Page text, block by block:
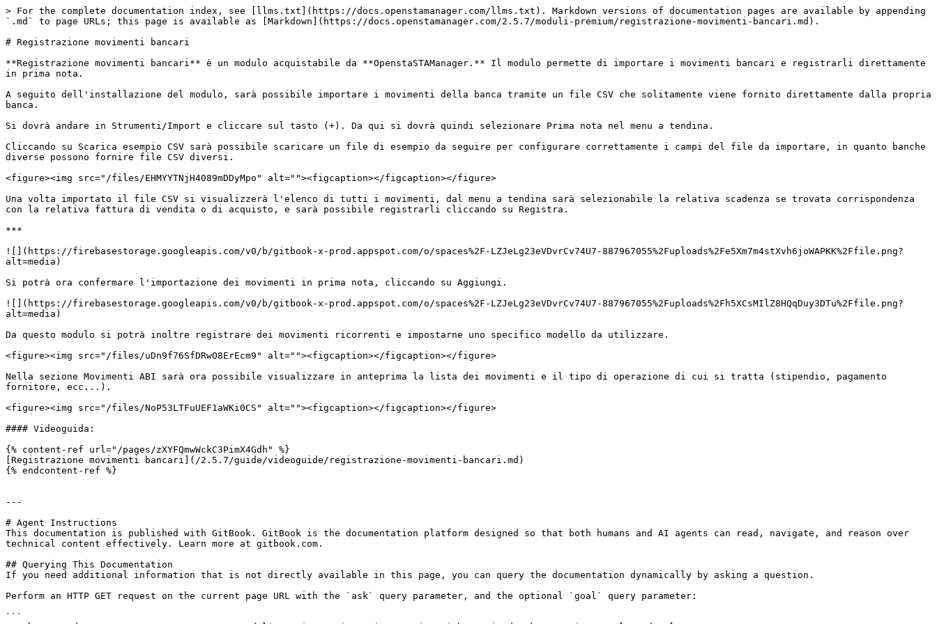
> For the complete documentation index, see [llms.txt](https://docs.openstamanager.com/llms.txt). Markdown versions of documentation pages are available by appending
`.md` to page URLs; this page is available as [Markdown](https://docs.openstamanager.com/2.5.7/moduli-premium/registrazione-movimenti-bancari.md).
# Registrazione movimenti bancari
**Registrazione movimenti bancari** è un modulo acquistabile da **OpenstaSTAManager.** Il modulo permette di importare i movimenti bancari e registrarli direttamente
in prima nota.
A seguito dell'installazione del modulo, sarà possibile importare i movimenti della banca tramite un file CSV che solitamente viene fornito direttamente dalla propria
banca.
Si dovrà andare in Strumenti/Import e cliccare sul tasto (+). Da qui si dovrà quindi selezionare Prima nota nel menu a tendina.
Cliccando su Scarica esempio CSV sarà possibile scaricare un file di esempio da seguire per configurare correttamente i campi del file da importare, in quanto banche
diverse possono fornire file CSV diversi.
<figure><img src="/files/EHMYYTNjH4089mDDyMpo" alt=""><figcaption></figcaption></figure>
Una volta importato il file CSV si visualizzerà l'elenco di tutti i movimenti, dal menu a tendina sarà selezionabile la relativa scadenza se trovata corrispondenza
con la relativa fattura di vendita o di acquisto, e sarà possibile registrarli cliccando su Registra.
***
![](https://firebasestorage.googleapis.com/v0/b/gitbook-x-prod.appspot.com/o/spaces%2F-LZJeLg23eVDvrCv74U7-887967055%2Fuploads%2Fe5Xm7m4stXvh6joWAPKK%2Ffile.png?
alt=media)
Si potrà ora confermare l'importazione dei movimenti in prima nota, cliccando su Aggiungi.
![](https://firebasestorage.googleapis.com/v0/b/gitbook-x-prod.appspot.com/o/spaces%2F-LZJeLg23eVDvrCv74U7-887967055%2Fuploads%2Fh5XCsMIlZ8HQqDuy3DTu%2Ffile.png?
alt=media)
Da questo modulo si potrà inoltre registrare dei movimenti ricorrenti e impostarne uno specifico modello da utilizzare.
<figure><img src="/files/uDn9f76SfDRwO8ErEcm9" alt=""><figcaption></figcaption></figure>
Nella sezione Movimenti ABI sarà ora possibile visualizzare in anteprima la lista dei movimenti e il tipo di operazione di cui si tratta (stipendio, pagamento
fornitore, ecc...).
<figure><img src="/files/NoP53LTFuUEF1aWKi0CS" alt=""><figcaption></figcaption></figure>
#### Videoguida:
{% content-ref url="/pages/zXYFQmwWckC3PimX4Gdh" %}
[Registrazione movimenti bancari](/2.5.7/guide/videoguide/registrazione-movimenti-bancari.md)
{% endcontent-ref %}
---
# Agent Instructions
This documentation is published with GitBook. GitBook is the documentation platform designed so that both humans and AI agents can read, navigate, and reason over
technical content effectively. Learn more at gitbook.com.
## Querying This Documentation
If you need additional information that is not directly available in this page, you can query the documentation dynamically by asking a question.
Perform an HTTP GET request on the current page URL with the `ask` query parameter, and the optional `goal` query parameter:
```